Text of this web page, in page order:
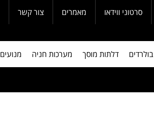
סרטוני ווידאו מאמרים צור קשר
בולרדים דלתות מוסך מערכות חניה מנועים